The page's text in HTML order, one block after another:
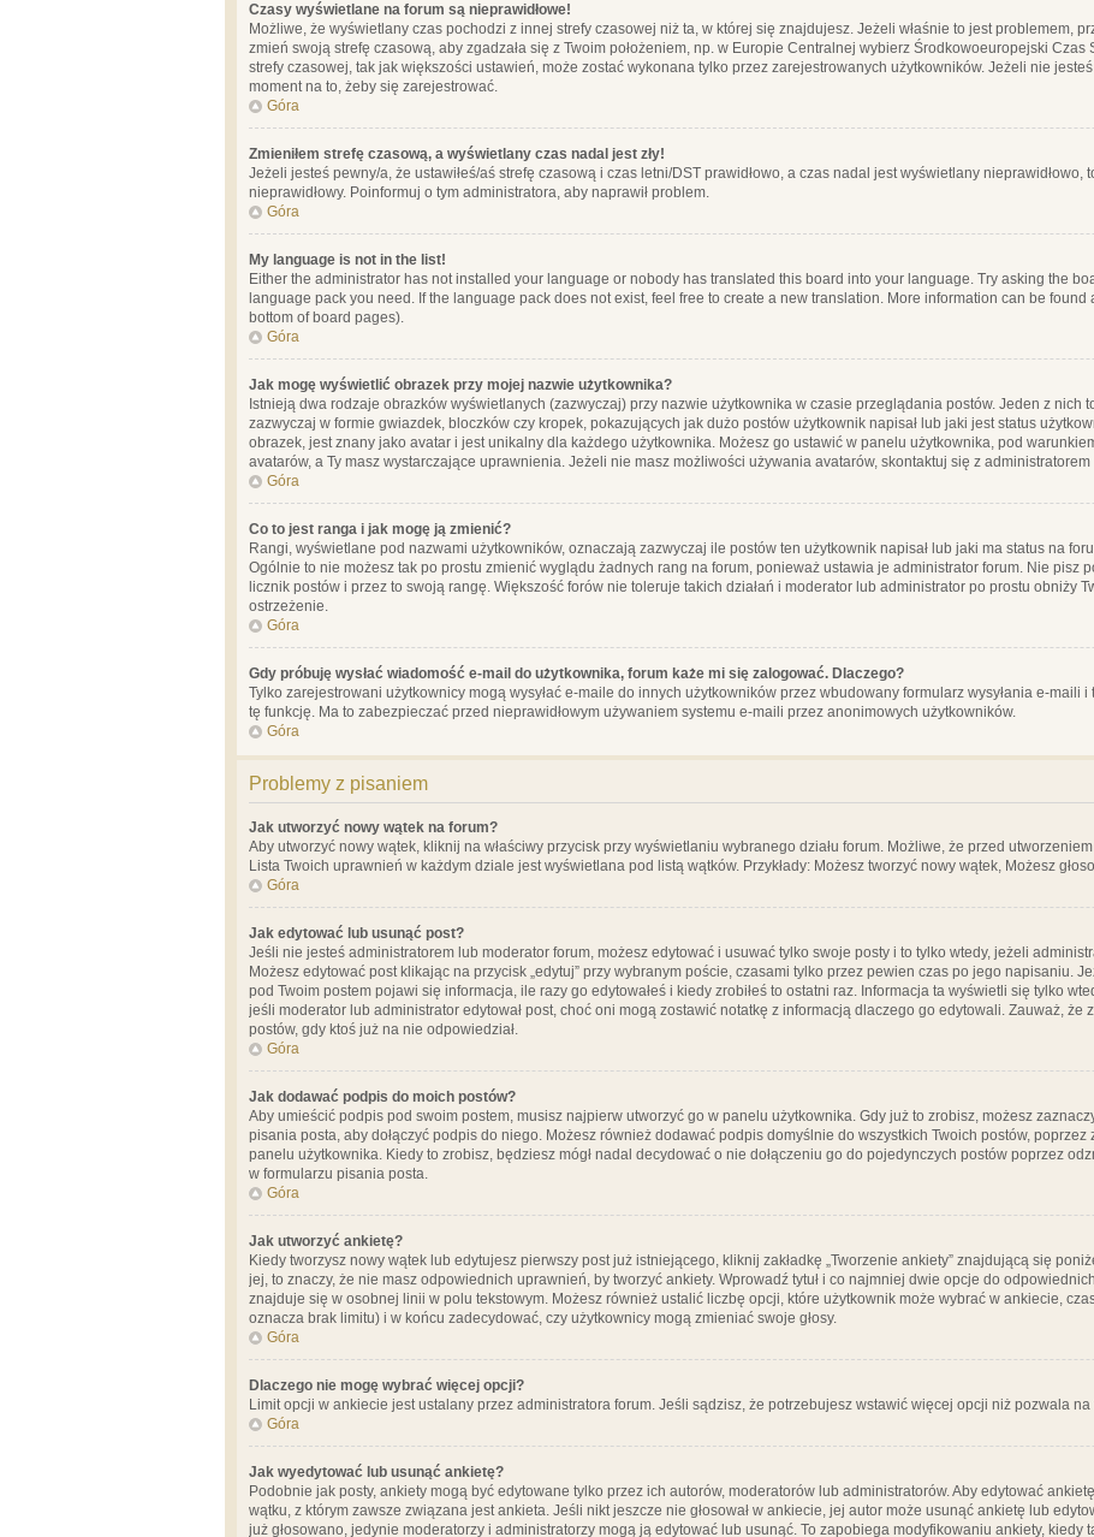
Czasy wyświetlane na forum są nieprawidłowe!
Możliwe, że wyświetlany czas pochodzi z innej strefy czasowej niż ta, w której się znajdujesz. Jeżeli właśnie to jest problemem,
zmień swoją strefę czasową, aby zgadzała się z Twoim położeniem, np. w Europie Centralnej wybierz Środkowoeuropejski
strefy czasowej, tak jak większości ustawień, może zostać wykonana tylko przez zarejestrowanych użytkowników. Jeżeli nie
moment na to, żeby się zarejestrować.
Góra
Zmieniłem strefę czasową, a wyświetlany czas nadal jest zły!
Jeżeli jesteś pewny/a, że ustawiłeś/aś strefę czasową i czas letni/DST prawidłowo, a czas nadal jest wyświetlany nieprawidłowo,
nieprawidłowy. Poinformuj o tym administratora, aby naprawił problem.
Góra
My language is not in the list!
Either the administrator has not installed your language or nobody has translated this board into your language. Try asking the
language pack you need. If the language pack does not exist, feel free to create a new translation. More information can be found
bottom of board pages).
Góra
Jak mogę wyświetlić obrazek przy mojej nazwie użytkownika?
Istnieją dwa rodzaje obrazków wyświetlanych (zazwyczaj) przy nazwie użytkownika w czasie przeglądania postów. Jeden z nich
zazwyczaj w formie gwiazdek, bloczków czy kropek, pokazujących jak dużo postów użytkownik napisał lub jaki jest status
obrazek, jest znany jako avatar i jest unikalny dla każdego użytkownika. Możesz go ustawić w panelu użytkownika, pod
avatarów, a Ty masz wystarczające uprawnienia. Jeżeli nie masz możliwości używania avatarów, skontaktuj się z
Góra
Co to jest ranga i jak mogę ją zmienić?
Rangi, wyświetlane pod nazwami użytkowników, oznaczają zazwyczaj ile postów ten użytkownik napisał lub jaki ma status na
Ogólnie to nie możesz tak po prostu zmienić wyglądu żadnych rang na forum, ponieważ ustawia je administrator forum. Nie pisz
licznik postów i przez to swoją rangę. Większość forów nie toleruje takich działań i moderator lub administrator po prostu obniży
ostrzeżenie.
Góra
Gdy próbuję wysłać wiadomość e-mail do użytkownika, forum każe mi się zalogować. Dlaczego?
Tylko zarejestrowani użytkownicy mogą wysyłać e-maile do innych użytkowników przez wbudowany formularz wysyłania e-maili i
tę funkcję. Ma to zabezpieczać przed nieprawidłowym używaniem systemu e-maili przez anonimowych użytkowników.
Góra
Problemy z pisaniem
Jak utworzyć nowy wątek na forum?
Aby utworzyć nowy wątek, kliknij na właściwy przycisk przy wyświetlaniu wybranego działu forum. Możliwe, że przed
Lista Twoich uprawnień w każdym dziale jest wyświetlana pod listą wątków. Przykłady: Możesz tworzyć nowy wątek, Możesz
Góra
Jak edytować lub usunąć post?
Jeśli nie jesteś administratorem lub moderator forum, możesz edytować i usuwać tylko swoje posty i to tylko wtedy, jeżeli
Możesz edytować post klikając na przycisk „edytuj” przy wybranym poście, czasami tylko przez pewien czas po jego napisaniu.
pod Twoim postem pojawi się informacja, ile razy go edytowałeś i kiedy zrobiłeś to ostatni raz. Informacja ta wyświetli się tylko
jeśli moderator lub administrator edytował post, choć oni mogą zostawić notatkę z informacją dlaczego go edytowali. Zauważ, że
postów, gdy ktoś już na nie odpowiedział.
Góra
Jak dodawać podpis do moich postów?
Aby umieścić podpis pod swoim postem, musisz najpierw utworzyć go w panelu użytkownika. Gdy już to zrobisz, możesz
pisania posta, aby dołączyć podpis do niego. Możesz również dodawać podpis domyślnie do wszystkich Twoich postów,
panelu użytkownika. Kiedy to zrobisz, będziesz mógł nadal decydować o nie dołączeniu go do pojedynczych postów poprzez
w formularzu pisania posta.
Góra
Jak utworzyć ankietę?
Kiedy tworzysz nowy wątek lub edytujesz pierwszy post już istniejącego, kliknij zakładkę „Tworzenie ankiety” znajdującą się
jej, to znaczy, że nie masz odpowiednich uprawnień, by tworzyć ankiety. Wprowadź tytuł i co najmniej dwie opcje do
znajduje się w osobnej linii w polu tekstowym. Możesz również ustalić liczbę opcji, które użytkownik może wybrać w ankiecie,
oznacza brak limitu) i w końcu zadecydować, czy użytkownicy mogą zmieniać swoje głosy.
Góra
Dlaczego nie mogę wybrać więcej opcji?
Limit opcji w ankiecie jest ustalany przez administratora forum. Jeśli sądzisz, że potrzebujesz wstawić więcej opcji niż pozwala
Góra
Jak wyedytować lub usunąć ankietę?
Podobnie jak posty, ankiety mogą być edytowane tylko przez ich autorów, moderatorów lub administratorów. Aby edytować
wątku, z którym zawsze związana jest ankieta. Jeśli nikt jeszcze nie głosował w ankiecie, jej autor może usunąć ankietę lub
już głosowano, jedynie moderatorzy i administratorzy mogą ją edytować lub usunąć. To zapobiega modyfikowaniu ankiety, kiedy